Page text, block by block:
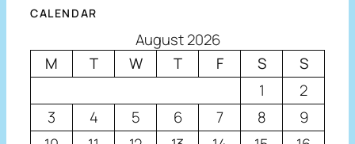
CALENDAR
August 2026
M
T W T F S
S
1
2
3
4 5 6 7 8
9